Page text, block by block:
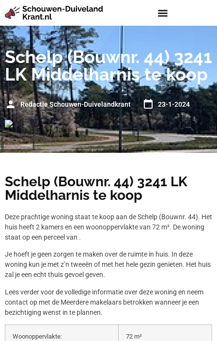
Schelp (Bouwnr. 44) 3241
LK Middelharnis te koop
Redactie Schouwen-Duivelandkrant 23-1-2024
Schelp (Bouwnr. 44) 3241 LK
Middelharnis te koop
Deze prachtige woning staat te koop aan de Schelp (Bouwnr. 44). Het
huis heeft 2 kamers en een woonoppervlakte van 72 m². De woning
staat op een perceel van .
Je hoeft je geen zorgen te maken over de ruimte in huis. In deze
woning kun je met z’n tweeën of met het hele gezin genieten. Het huis
zal je een echt thuis gevoel geven.
Lees verder voor de volledige informatie over deze woning en neem
contact op met de Meerdere makelaars betrokken wanneer je een
bezichtiging wenst in te plannen.
Woonoppervlakte: 72 m²